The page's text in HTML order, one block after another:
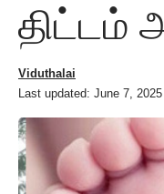
திட்டம்
Last updated: June 7,
Viduthalai